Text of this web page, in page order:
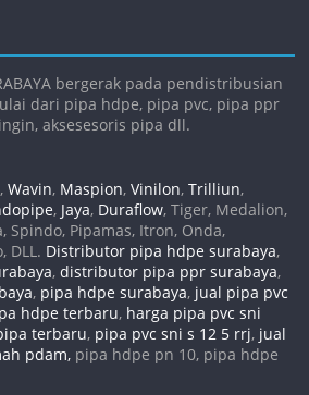
bergerak pada pendistribusian
dari pipa hdpe, pipa pvc, pipa ppr
aksesesoris pipa dll.
,Wavin, Maspion,Vinilon,Trilliun,
, Jaya, Duraflow, Tiger, Medalion,
Spindo, Pipamas, Itron, Onda,
DLL. Distributor pipa hdpe surabaya,
,distributor pipa ppr surabaya,
, pipa hdpe surabaya, jual pipa pvc
hdpe terbaru, harga pipa pvc sni
terbaru, pipa pvc sni s 12 5 rrj, jual
pdam, pipa hdpe pn 10, pipa hdpe